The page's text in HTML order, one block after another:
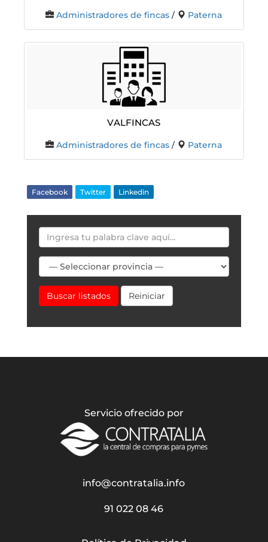
Administradores de fincas / Paterna
Valfincas
Administradores de fincas / Paterna
Facebook Twitter Linkedin
Buscar listados Reiniciar
Servicio ofrecido por
info@contratalia.info
91 022 08 46